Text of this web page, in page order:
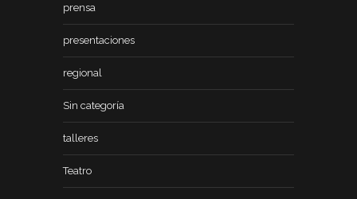
prensa
presentaciones
regional
Sin categoría
talleres
Teatro